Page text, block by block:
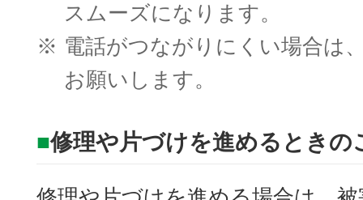
スムーズになります。
※ 電話がつながりにくい場合は
お願いします。
■修理や片づけを進めるときの